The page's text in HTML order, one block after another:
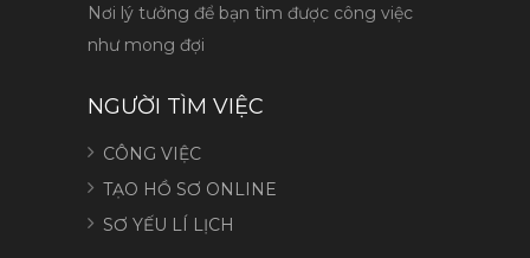
Nơi lý tưởng để bạn tìm được công việc
như mong đợi
NGƯỜI TÌM VIỆC
CÔNG VIỆC
TẠO HỒ SƠ ONLINE
SƠ YẾU LÍ LỊCH